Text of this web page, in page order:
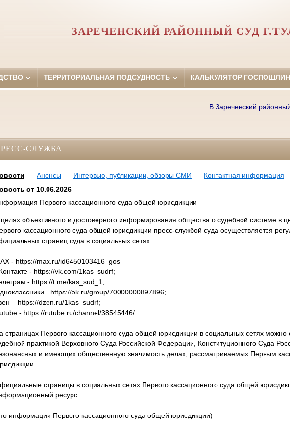
ЗАРЕЧЕНСКИЙ РАЙОННЫЙ СУД
ТЕРРИТОРИАЛЬНАЯ ПОДСУДНОСТЬ КАЛЬКУЛЯТОР
В Зареченский районный
СЛУЖБА
Анонсы Интервью, публикации, обзоры СМИ
Контактная информация
от 10.06.2026
Первого кассационного суда общей юрисдикции
объективного и достоверного информирования общества о судебной системе в
кассационного суда общей юрисдикции пресс-службой суда осуществляется
страниц суда в социальных сетях:
- https://max.ru/id6450103416_gos;
- https://vk.com/1kas_sudrf;
- https://t.me/kas_sud_1;
- https://ok.ru/group/70000000897896;
– https://dzen.ru/1kas_sudrf;
- https://rutube.ru/channel/38545446/.
страницах Первого кассационного суда общей юрисдикции в социальных сетях можно
практикой Верховного Суда Российской Федерации, Конституционного Суда
и имеющих общественную значимость делах, рассматриваемых Первым
страницы в социальных сетях Первого кассационного суда общей
ресурс.
информации Первого кассационного суда общей юрисдикции)